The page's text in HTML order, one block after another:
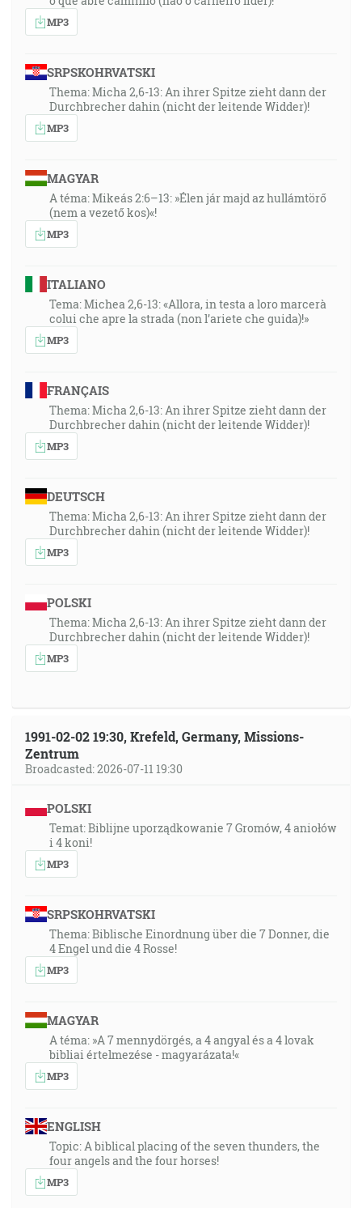
MP3
SRPSKOHRVATSKI
Thema: Micha 2,6-13: An ihrer Spitze zieht dann der
Durchbrecher dahin (nicht der leitende Widder)!
MP3
MAGYAR
A téma: Mikeás 2:6–13: »Élen jár majd az hullámtörő
(nem a vezető kos)«!
MP3
ITALIANO
Tema: Michea 2,6-13: «Allora, in testa a loro marcerà
colui che apre la strada (non l’ariete che guida)!»
MP3
FRANÇAIS
Thema: Micha 2,6-13: An ihrer Spitze zieht dann der
Durchbrecher dahin (nicht der leitende Widder)!
MP3
DEUTSCH
Thema: Micha 2,6-13: An ihrer Spitze zieht dann der
Durchbrecher dahin (nicht der leitende Widder)!
MP3
POLSKI
Thema: Micha 2,6-13: An ihrer Spitze zieht dann der
Durchbrecher dahin (nicht der leitende Widder)!
MP3
1991-02-02 19:30, Krefeld, Germany, Missions-
Zentrum
Broadcasted: 2026-07-11 19:30
POLSKI
Temat: Biblijne uporządkowanie 7 Gromów, 4 aniołów
i 4 koni!
MP3
SRPSKOHRVATSKI
Thema: Biblische Einordnung über die 7 Donner, die
4 Engel und die 4 Rosse!
MP3
MAGYAR
A téma: »A 7 mennydörgés, a 4 angyal és a 4 lovak
bibliai értelmezése - magyarázata!«
MP3
ENGLISH
Topic: A biblical placing of the seven thunders, the
four angels and the four horses!
MP3